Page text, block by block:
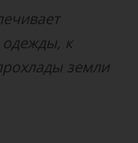
к
земли